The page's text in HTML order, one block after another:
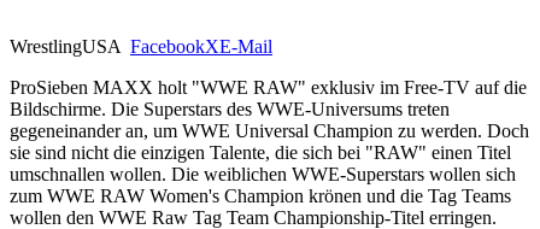
WrestlingUSA FacebookXE-Mail
ProSieben MAXX holt "WWE RAW" exklusiv im Free-TV auf die
Bildschirme. Die Superstars des WWE-Universums treten
gegeneinander an, um WWE Universal Champion zu werden. Doch
sie sind nicht die einzigen Talente, die sich bei "RAW" einen Titel
umschnallen wollen. Die weiblichen WWE-Superstars wollen sich
zum WWE RAW Women's Champion krönen und die Tag Teams
wollen den WWE Raw Tag Team Championship-Titel erringen.